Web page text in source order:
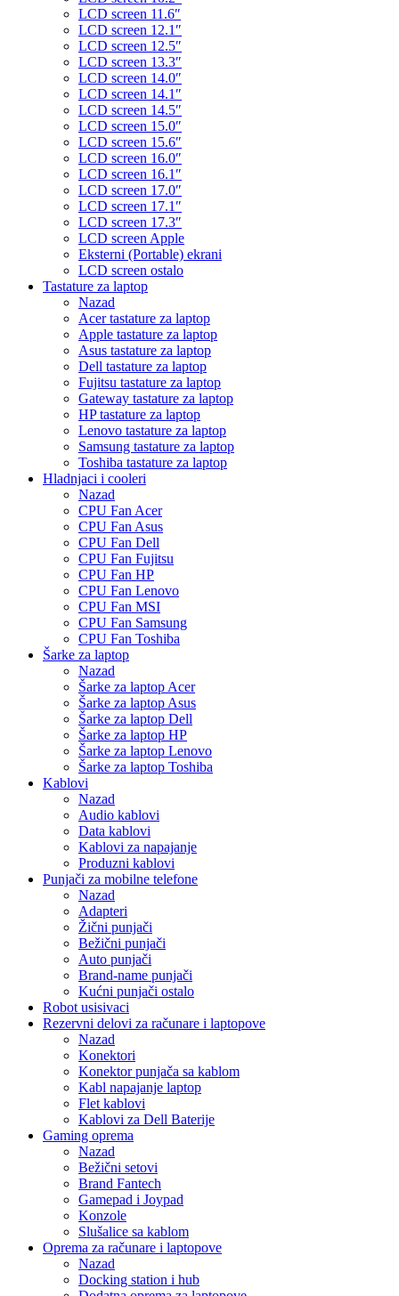
LCD screen 11.6″
LCD screen 12.1″
LCD screen 12.5″
LCD screen 13.3″
LCD screen 14.0″
LCD screen 14.1″
LCD screen 14.5″
LCD screen 15.0″
LCD screen 15.6″
LCD screen 16.0″
LCD screen 16.1″
LCD screen 17.0″
LCD screen 17.1″
LCD screen 17.3″
LCD screen Apple
Eksterni (Portable) ekrani
LCD screen ostalo
Tastature za laptop
Nazad
Acer tastature za laptop
Apple tastature za laptop
Asus tastature za laptop
Dell tastature za laptop
Fujitsu tastature za laptop
Gateway tastature za laptop
HP tastature za laptop
Lenovo tastature za laptop
Samsung tastature za laptop
Toshiba tastature za laptop
Hladnjaci i cooleri
Nazad
CPU Fan Acer
CPU Fan Asus
CPU Fan Dell
CPU Fan Fujitsu
CPU Fan HP
CPU Fan Lenovo
CPU Fan MSI
CPU Fan Samsung
CPU Fan Toshiba
Šarke za laptop
Nazad
Šarke za laptop Acer
Šarke za laptop Asus
Šarke za laptop Dell
Šarke za laptop HP
Šarke za laptop Lenovo
Šarke za laptop Toshiba
Kablovi
Nazad
Audio kablovi
Data kablovi
Kablovi za napajanje
Produzni kablovi
Punjači za mobilne telefone
Nazad
Adapteri
Žični punjači
Bežični punjači
Auto punjači
Brand-name punjači
Kućni punjači ostalo
Robot usisivaci
Rezervni delovi za računare i laptopove
Nazad
Konektori
Konektor punjača sa kablom
Kabl napajanje laptop
Flet kablovi
Kablovi za Dell Baterije
Gaming oprema
Nazad
Bežični setovi
Brand Fantech
Gamepad i Joypad
Konzole
Slušalice sa kablom
Oprema za računare i laptopove
Nazad
Docking station i hub